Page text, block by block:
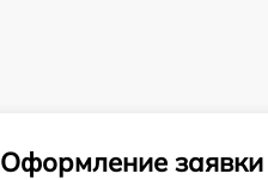
Оформление заявки